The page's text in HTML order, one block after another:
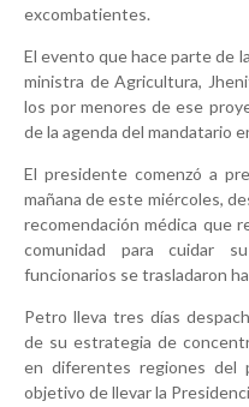
excombatientes.
El evento que hace parte de
ministra de Agricultura,
los por menores de ese
de la agenda del mandatario
El presidente comenzó a
mañana de este miércoles,
recomendación médica que
comunidad para cuidar
funcionarios se trasladaron
Petro lleva tres días
de su estrategia de
en diferentes regiones del
objetivo de llevar la